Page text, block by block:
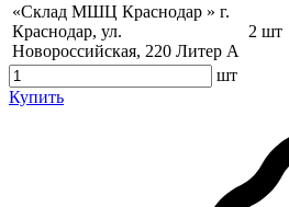
«Склад МШЦ Краснодар » г.
Краснодар, ул.
Новороссийская, 220 Литер А
2 шт
шт
Купить